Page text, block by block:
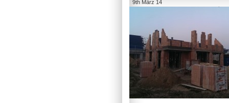
9th März 14